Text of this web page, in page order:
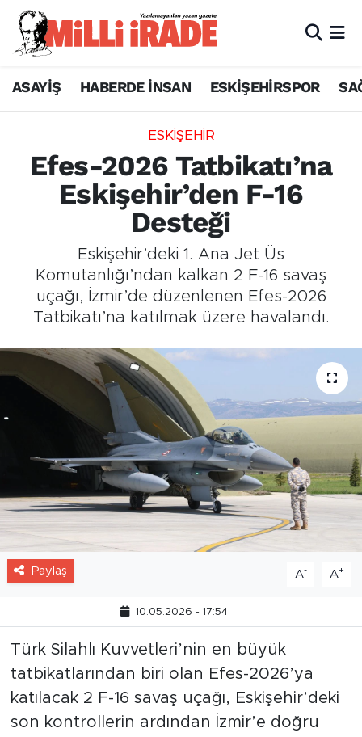
ASAYİŞ HABERDE İNSAN ESKİŞEHİRSPOR
ESKİŞEHİR
Efes-2026 Tatbikatı’na
Eskişehir’den F-16
Desteği
Eskişehir’deki 1. Ana Jet Üs
Komutanlığı’ndan kalkan 2 F-16 savaş
uçağı, İzmir’de düzenlenen Efes-2026
Tatbikatı’na katılmak üzere havalandı.
Paylaş A- A+
10.05.2026 - 17:54
Türk Silahlı Kuvvetleri’nin en büyük
tatbikatlarından biri olan Efes-2026’ya
katılacak 2 F-16 savaş uçağı, Eskişehir’deki
son kontrollerin ardından İzmir’e doğru